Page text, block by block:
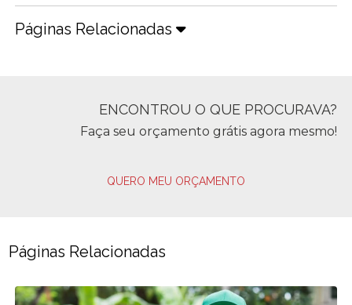
Páginas Relacionadas
ENCONTROU O QUE PROCURAVA?
Faça seu orçamento grátis agora mesmo!
QUERO MEU ORÇAMENTO
Páginas Relacionadas